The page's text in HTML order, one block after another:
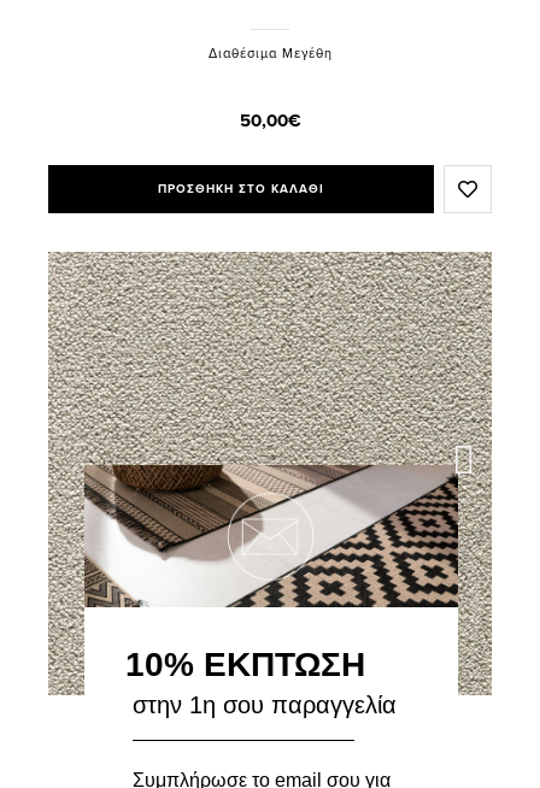
Διαθέσιμα Μεγέθη
50,00€
ΠΡΟΣΘΗΚΗ ΣΤΟ ΚΑΛΑΘΙ
Μοκέτα Gentle Nuance 92
10% ΕΚΠΤΩΣΗ
στην 1η σου παραγγελία
Συμπλήρωσε το email σου για